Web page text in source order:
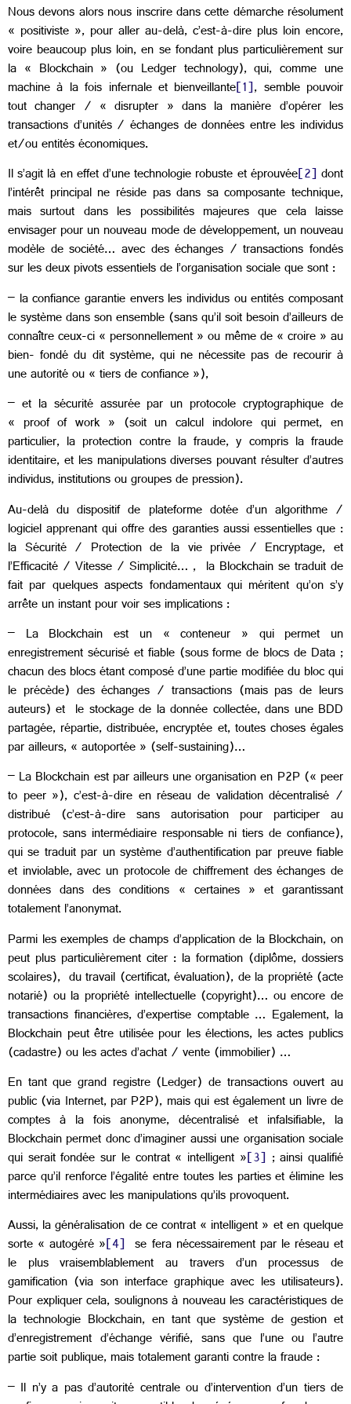
Nous devons alors nous inscrire dans cette démarche résolument
« positiviste », pour aller au-delà, c’est-à-dire plus loin encore,
voire beaucoup plus loin, en se fondant plus particulièrement sur
la « Blockchain » (ou Ledger technology), qui, comme une
machine à la fois infernale et bienveillante[1], semble pouvoir
tout changer / « disrupter » dans la manière d’opérer les
transactions d’unités / échanges de données entre les individus
et/ou entités économiques.
Il s’agit là en effet d’une technologie robuste et éprouvée[2]dont
l’intérêt principal ne réside pas dans sa composante technique,
mais surtout dans les possibilités majeures que cela laisse
envisager pour un nouveau mode de développement, un nouveau
modèle de société… avec des échanges / transactions fondés
sur les deux pivots essentiels de l’organisation sociale que sont :
– la confiance garantie envers les individus ou entités composant
le système dans son ensemble (sans qu’il soit besoin d’ailleurs de
connaître ceux-ci « personnellement » ou même de « croire » au
bien- fondé du dit système, qui ne nécessite pas de recourir à
une autorité ou « tiers de confiance »),
– et la sécurité assurée par un protocole cryptographique de
« proof of work » (soit un calcul indolore qui permet, en
particulier, la protection contre la fraude, y compris la fraude
identitaire, et les manipulations diverses pouvant résulter d’autres
individus, institutions ou groupes de pression).
Au-delà du dispositif de plateforme dotée d’un algorithme /
logiciel apprenant qui offre des garanties aussi essentielles que :
la Sécurité / Protection de la vie privée / Encryptage, et
l’Efficacité / Vitesse / Simplicité… , la Blockchain se traduit de
fait par quelques aspects fondamentaux qui méritent qu’on s’y
arrête un instant pour voir ses implications :
– La Blockchain est un « conteneur » qui permet un
enregistrement sécurisé et fiable (sous forme de blocs de Data ;
chacun des blocs étant composé d’une partie modifiée du bloc qui
le précède) des échanges / transactions (mais pas de leurs
auteurs) et le stockage de la donnée collectée, dans une BDD
partagée, répartie, distribuée, encryptée et, toutes choses égales
par ailleurs, « autoportée » (self-sustaining)…
– La Blockchain est par ailleurs une organisation en P2P (« peer
to peer »), c’est-à-dire en réseau de validation décentralisé /
distribué (c’est-à-dire sans autorisation pour participer au
protocole, sans intermédiaire responsable ni tiers de confiance),
qui se traduit par un système d’authentification par preuve fiable
et inviolable, avec un protocole de chiffrement des échanges de
données dans des conditions « certaines » et garantissant
totalement l’anonymat.
Parmi les exemples de champs d’application de la Blockchain, on
peut plus particulièrement citer : la formation (diplôme, dossiers
scolaires), du travail (certificat, évaluation), de la propriété (acte
notarié) ou la propriété intellectuelle (copyright)… ou encore de
transactions financières, d’expertise comptable … Egalement, la
Blockchain peut être utilisée pour les élections, les actes publics
(cadastre) ou les actes d’achat / vente (immobilier) …
En tant que grand registre (Ledger) de transactions ouvert au
public (via Internet, par P2P), mais qui est également un livre de
comptes à la fois anonyme, décentralisé et infalsifiable, la
Blockchain permet donc d’imaginer aussi une organisation sociale
qui serait fondée sur le contrat « intelligent »[3] ; ainsi qualifié
parce qu’il renforce l’égalité entre toutes les parties et élimine les
intermédiaires avec les manipulations qu’ils provoquent.
Aussi, la généralisation de ce contrat « intelligent » et en quelque
sorte « autogéré »[4] se fera nécessairement par le réseau et
le plus vraisemblablement au travers d’un processus de
gamification (via son interface graphique avec les utilisateurs).
Pour expliquer cela, soulignons à nouveau les caractéristiques de
la technologie Blockchain, en tant que système de gestion et
d’enregistrement d’échange vérifié, sans que l’une ou l’autre
partie soit publique, mais totalement garanti contre la fraude :
– Il n’y a pas d’autorité centrale ou d’intervention d’un tiers de